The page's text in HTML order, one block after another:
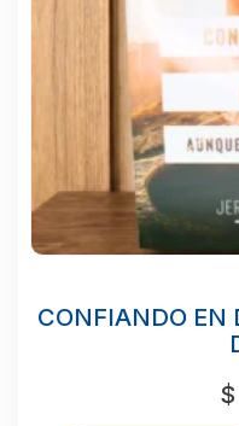
CONFIANDO EN
$